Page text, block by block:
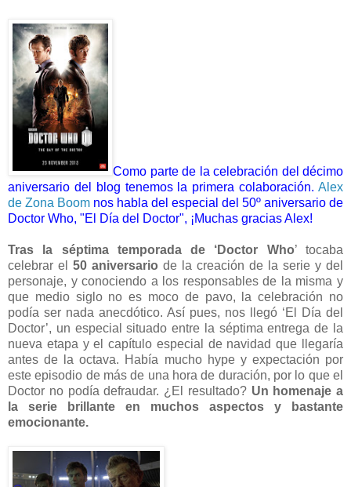
Como parte de la celebración del décimo
aniversario del blog tenemos la primera colaboración. Alex
de Zona Boom nos habla del especial del 50º aniversario de
Doctor Who, "El Día del Doctor", ¡Muchas gracias Alex!
Tras la séptima temporada de ‘Doctor Who’ tocaba
celebrar el 50 aniversario de la creación de la serie y del
personaje, y conociendo a los responsables de la misma y
que medio siglo no es moco de pavo, la celebración no
podía ser nada anecdótico. Así pues, nos llegó ‘El Día del
Doctor’, un especial situado entre la séptima entrega de la
nueva etapa y el capítulo especial de navidad que llegaría
antes de la octava. Había mucho hype y expectación por
este episodio de más de una hora de duración, por lo que el
Doctor no podía defraudar. ¿El resultado? Un homenaje a
la serie brillante en muchos aspectos y bastante
emocionante.